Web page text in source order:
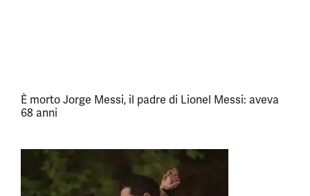
È morto Jorge Messi, il padre di Lionel Messi: aveva
68 anni